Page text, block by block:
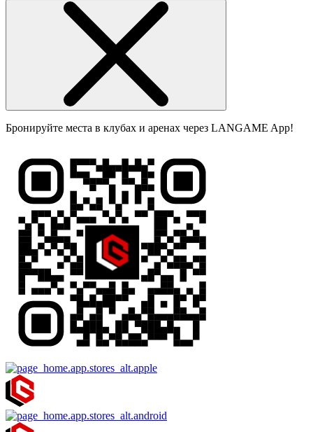
Бронируйте места в клубах и аренах через LANGAME App!